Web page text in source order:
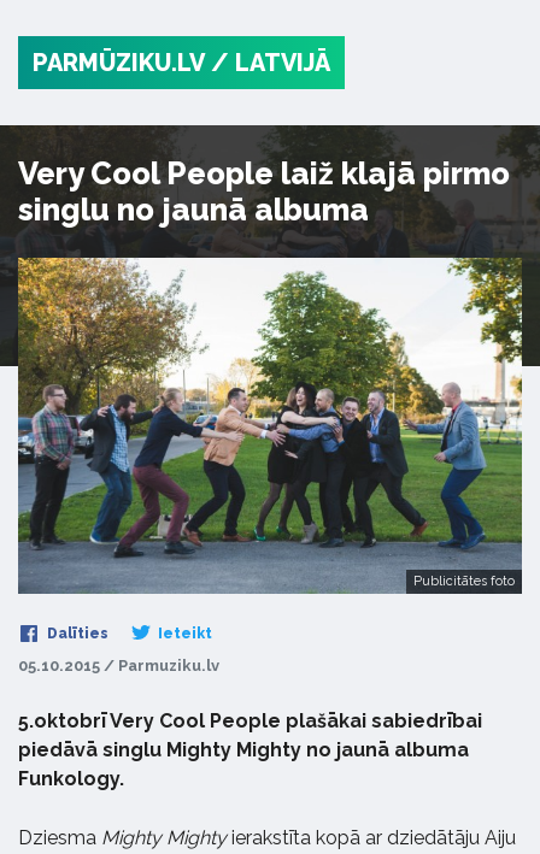
PARMŪZIKU.LV / LATVIJĀ
Very Cool People laiž klajā pirmo
singlu no jaunā albuma
Publicitātes foto
Dalīties Ieteikt
05.10.2015 / Parmuziku.lv
5.oktobrī Very Cool People plašākai sabiedrībai
piedāvā singlu Mighty Mighty no jaunā albuma
Funkology.
Dziesma Mighty Mightyierakstīta kopā ar dziedātāju Aiju